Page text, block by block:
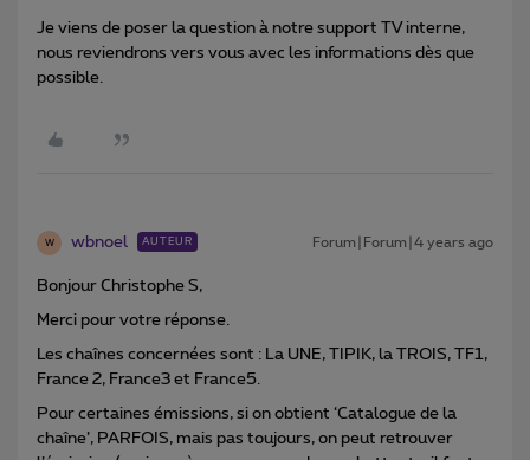
Je viens de poser la question à notre support TV interne,
nous reviendrons vers vous avec les informations dès que
possible.
W wbnoel AUTEUR Forum|Forum|4 years ago
Bonjour Christophe S,
Merci pour votre réponse.
Les chaînes concernées sont : La UNE, TIPIK, la TROIS, TF1,
France 2, France3 et France5.
Pour certaines émissions, si on obtient ‘Catalogue de la
chaîne’, PARFOIS, mais pas toujours, on peut retrouver